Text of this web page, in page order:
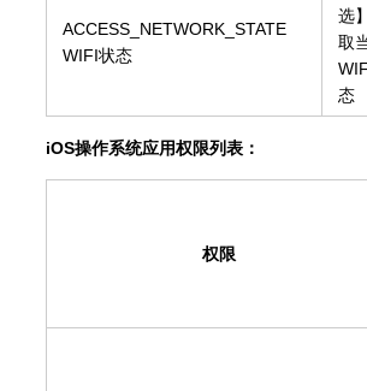
ACCESS_NETWORK_STATE
WIFI状态
选
取
态
iOS操作系统应用权限列表：
权限